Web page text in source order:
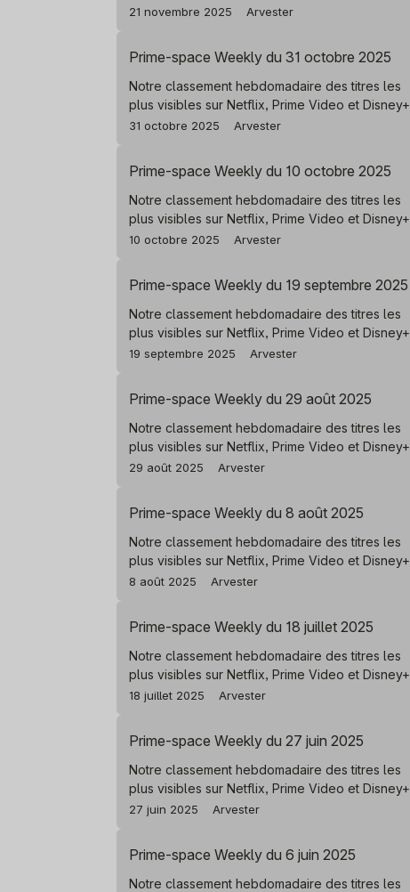
Arvester
21 novembre 2025
Prime-space Weekly du 31 octobre 2025
Notre classement hebdomadaire des titres les
plus visibles sur Netflix, Prime Video et Disney+
Arvester
31 octobre 2025
Prime-space Weekly du 10 octobre 2025
Notre classement hebdomadaire des titres les
plus visibles sur Netflix, Prime Video et Disney+
Arvester
10 octobre 2025
Prime-space Weekly du 19 septembre 2025
Notre classement hebdomadaire des titres les
plus visibles sur Netflix, Prime Video et Disney+
Arvester
19 septembre 2025
Prime-space Weekly du 29 août 2025
Notre classement hebdomadaire des titres les
plus visibles sur Netflix, Prime Video et Disney+
Arvester
29 août 2025
Prime-space Weekly du 8 août 2025
Notre classement hebdomadaire des titres les
plus visibles sur Netflix, Prime Video et Disney+
Arvester
8 août 2025
Prime-space Weekly du 18 juillet 2025
Notre classement hebdomadaire des titres les
plus visibles sur Netflix, Prime Video et Disney+
Arvester
18 juillet 2025
Prime-space Weekly du 27 juin 2025
Notre classement hebdomadaire des titres les
plus visibles sur Netflix, Prime Video et Disney+
Arvester
27 juin 2025
Prime-space Weekly du 6 juin 2025
Notre classement hebdomadaire des titres les